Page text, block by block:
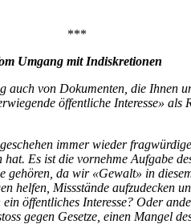
***
Umgang mit Indiskretionen
von Dokumenten, die Ihnen
öffentliche Interesse» als
immer wieder
Es ist die vornehme Aufgabe
da wir «Gewalt» in
helfen, Missstände aufzudecken
öffentliches Interesse? Oder
gegen Gesetze, einen Mangel